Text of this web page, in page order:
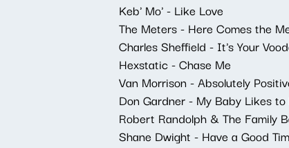
Keb' Mo' - Like Love
The Meters - Here Comes the
Charles Sheffield - It's Your
Hexstatic - Chase Me
Van Morrison - Absolutely
Don Gardner - My Baby Likes to
Robert Randolph & The Family
Shane Dwight - Have a Good